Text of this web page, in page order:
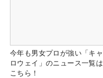
今年も男女プロが強い「キャ
ロウェイ」のニュース一覧は
こちら！